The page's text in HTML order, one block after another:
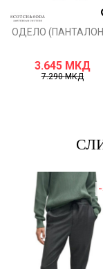
ОДЕЛО
3.645 МКД
7.290МКД